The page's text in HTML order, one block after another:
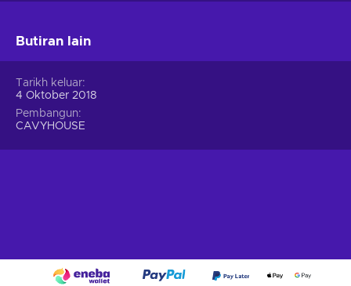
Butiran lain
Tarikh keluar
4 Oktober 2018
Pembangun
CAVYHOUSE